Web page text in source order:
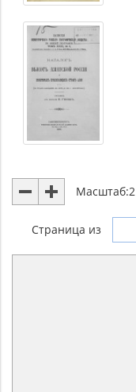
Масштаб:2
Страница из